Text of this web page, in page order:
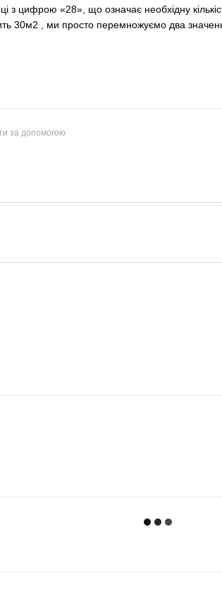
з цифрою «28», що означає необхідну
30м2 , ми просто перемножуємо два
за допомогою